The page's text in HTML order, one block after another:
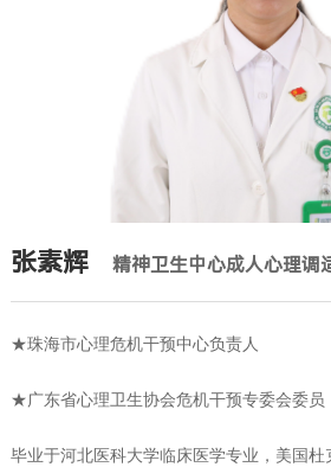
张素辉 精神卫生中心成人心理调
★珠海市心理危机干预中心负责人
★广东省心理卫生协会危机干预专委会委员
毕业于河北医科大学临床医学专业，美国